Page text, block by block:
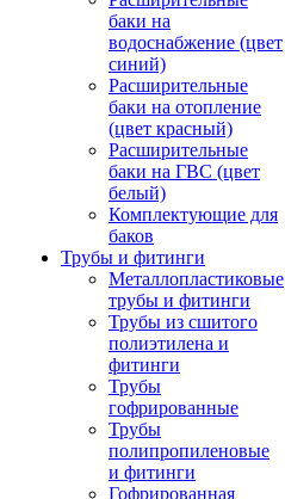
баки на
водоснабжение (цвет
синий)
Расширительные
баки на отопление
(цвет красный)
Расширительные
баки на ГВС (цвет
белый)
Комплектующие для
баков
Трубы и фитинги
Металлопластиковые
трубы и фитинги
Трубы из сшитого
полиэтилена и
фитинги
Трубы
гофрированные
Трубы
полипропиленовые
и фитинги
Гофрированная